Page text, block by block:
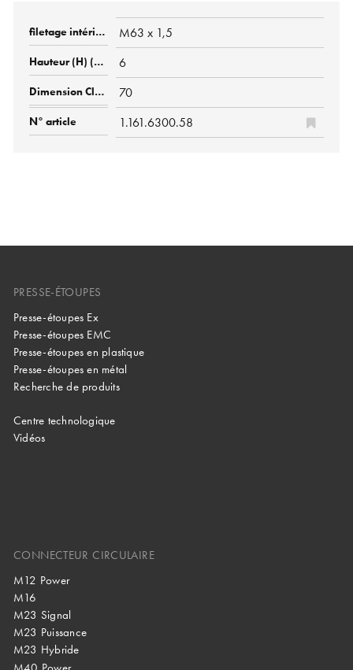
M63 x 1,5
6
70
1.161.6300.58
PRESSE-ÉTOUPES
Presse-étoupes Ex
Presse-étoupes EMC
Presse-étoupes en plastique
Presse-étoupes en métal
Recherche de produits
Centre technologique
Vidéos
CONNECTEUR CIRCULAIRE
M12 Power
M16
M23 Signal
M23 Puissance
M23 Hybride